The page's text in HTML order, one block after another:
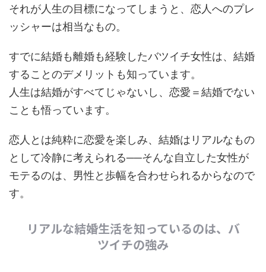
それが人生の目標になってしまうと、恋人へのプレ
ッシャーは相当なもの。
すでに結婚も離婚も経験したバツイチ女性は、結婚
することのデメリットも知っています。
人生は結婚がすべてじゃないし、恋愛＝結婚でない
ことも悟っています。
恋人とは純粋に恋愛を楽しみ、結婚はリアルなもの
として冷静に考えられる──そんな自立した女性が
モテるのは、男性と歩幅を合わせられるからなので
す。
リアルな結婚生活を知っているのは、バ
ツイチの強み